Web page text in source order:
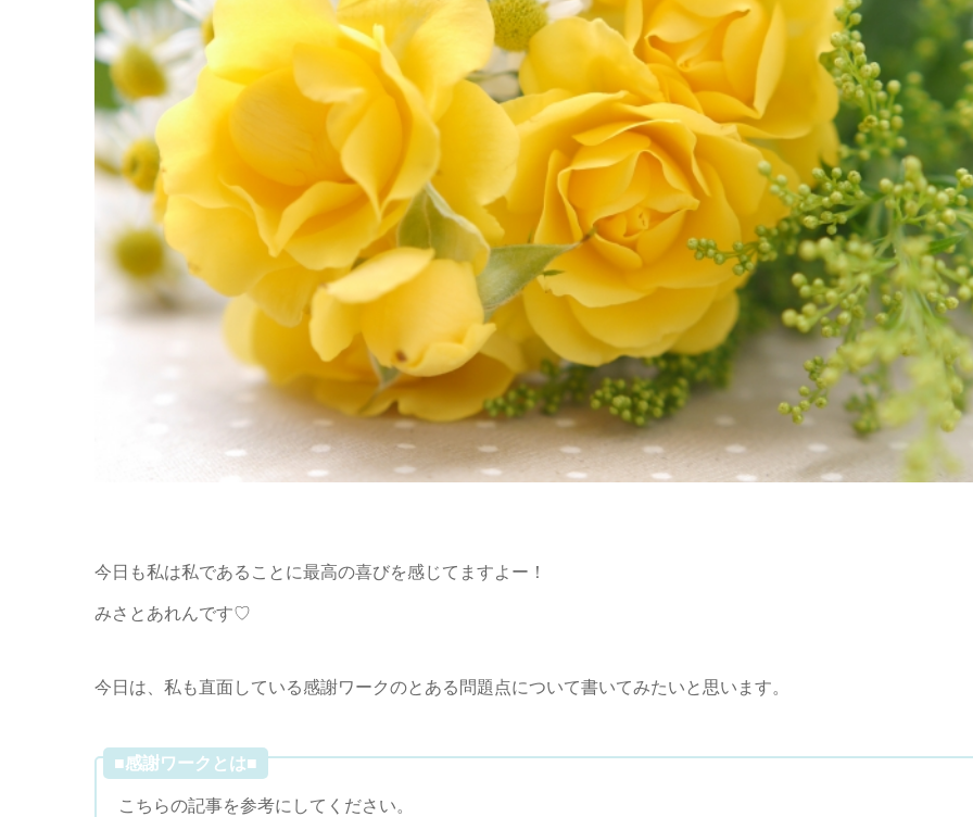
今日も私は私であることに最高の喜びを感じてますよー！
みさとあれんです♡
今日は、私も直面している感謝ワークのとある問題点について書いてみたいと思います。
■感謝ワークとは■
こちらの記事を参考にしてください。